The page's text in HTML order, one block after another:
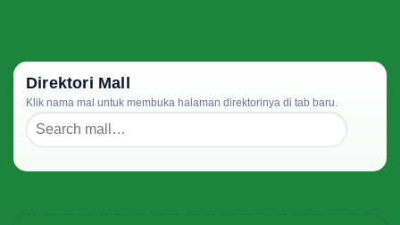
Direktori Mall
Klik nama mal untuk membuka halaman direktorinya di tab baru.